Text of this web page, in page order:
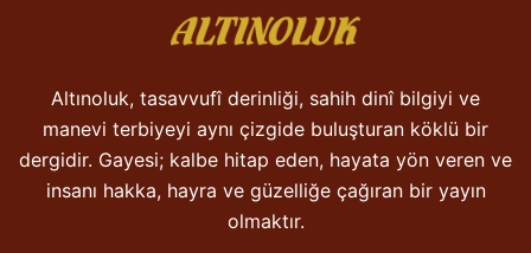
Altınoluk, tasavvufî derinliği, sahih dinî bilgiyi ve
manevi terbiyeyi aynı çizgide buluşturan köklü bir
dergidir. Gayesi; kalbe hitap eden, hayata yön veren ve
insanı hakka, hayra ve güzelliğe çağıran bir yayın
olmaktır.